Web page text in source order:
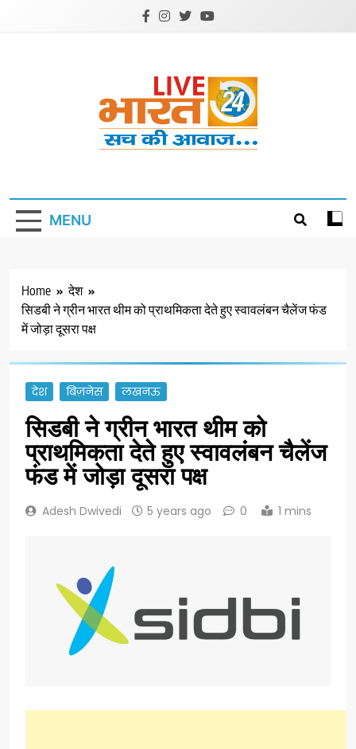
MENU
Home
देश
सिडबी ने ग्रीन भारत थीम को प्राथमिकता देते हुए स्वावलंबन चैलेंज फंड
में जोड़ा दूसरा पक्ष
देश बिज़नेस लखनऊ
सिडबी ने ग्रीन भारत थीम को
प्राथमिकता देते हुए स्वावलंबन चैलेंज
फंड में जोड़ा दूसरा पक्ष
Adesh Dwivedi 5 years ago 0 1 mins